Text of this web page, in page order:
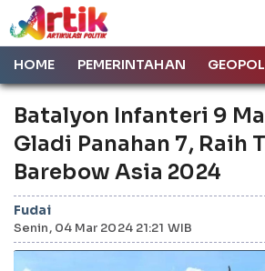
HOME PEMERINTAHAN
Batalyon Infanteri 9
Gladi Panahan 7, Raih
Barebow Asia 2024
Fudai
Senin, 04 Mar 2024 21:21 WIB